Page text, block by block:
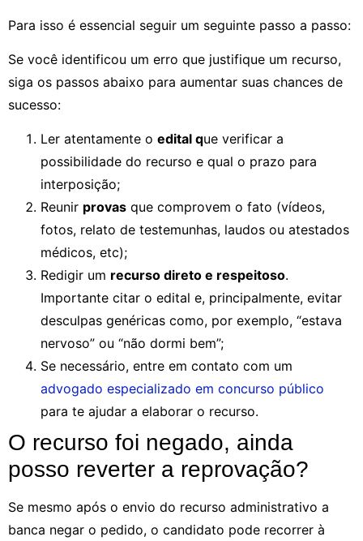
Para isso é essencial seguir um seguinte passo a passo:
Se você identificou um erro que justifique um recurso,
siga os passos abaixo para aumentar suas chances de
sucesso:
Ler atentamente o edital que verificar a
possibilidade do recurso e qual o prazo para
interposição;
Reunir provas que comprovem o fato (vídeos,
fotos, relato de testemunhas, laudos ou atestados
médicos, etc);
Redigir um recurso direto e respeitoso.
Importante citar o edital e, principalmente, evitar
desculpas genéricas como, por exemplo, “estava
nervoso” ou “não dormi bem”;
Se necessário, entre em contato com um
advogado especializado em concurso público
para te ajudar a elaborar o recurso.
O recurso foi negado, ainda
posso reverter a reprovação?
Se mesmo após o envio do recurso administrativo a
banca negar o pedido, o candidato pode recorrer à